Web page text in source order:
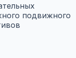
подвижного